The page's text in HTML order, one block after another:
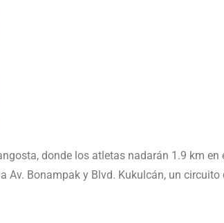
donde los atletas nadarán 1.9 km
Av. Bonampak y Blvd. Kukulcán, un